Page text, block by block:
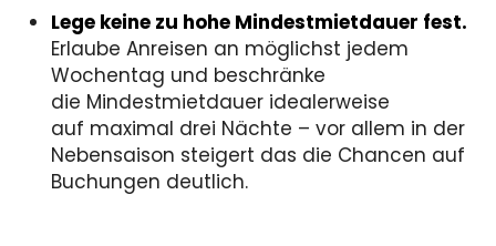
Lege keine zu hohe Mindestmietdauer fest.
Erlaube Anreisen an möglichst jedem
Wochentag und beschränke
die Mindestmietdauer idealerweise
auf maximal drei Nächte – vor allem in der
Nebensaison steigert das die Chancen auf
Buchungen deutlich.